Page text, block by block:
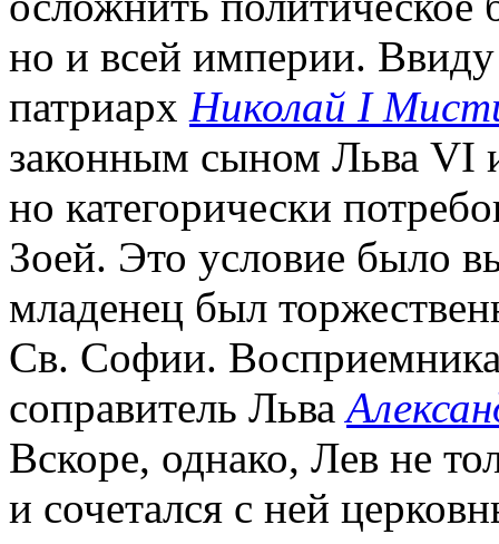
но и всей империи.
патриарх Николай I
законным сыном Льва VI
но категорически
Зоей. Это условие было
младенец был
Св. Софии.
соправитель Льва
Вскоре, однако, Лев не
и сочетался с ней